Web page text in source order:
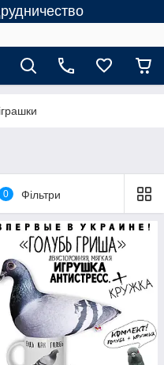
0 Фільтри